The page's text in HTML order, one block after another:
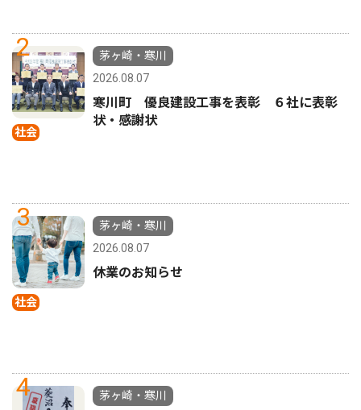
2
社会
茅ヶ崎・寒川
2026.08.07
寒川町 優良建設工事を表彰 ６社に表彰
状・感謝状
3
社会
茅ヶ崎・寒川
2026.08.07
休業のお知らせ
4
茅ヶ崎・寒川